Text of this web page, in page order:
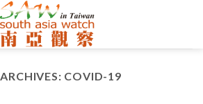
COVID-19